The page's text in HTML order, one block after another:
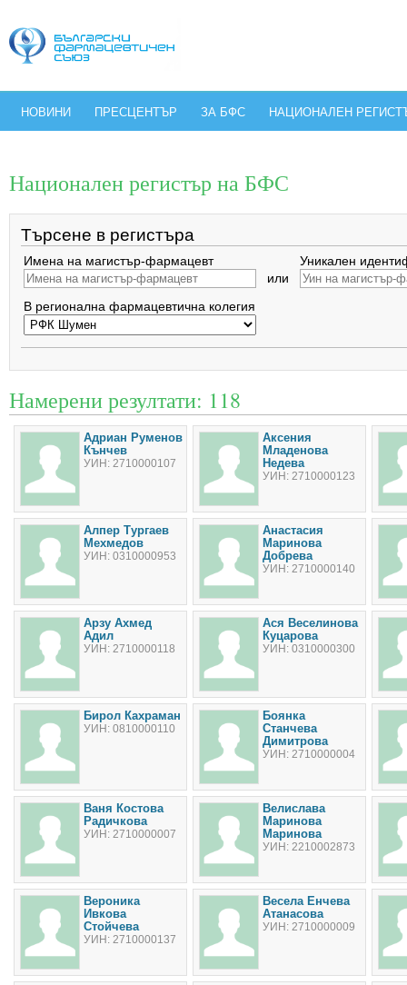
НОВИНИ ПРЕСЦЕНТЪР ЗА БФС НАЦИОНАЛЕН
Национален регистър на БФС
Търсене в регистъра
Имена на магистър-фармацевт
или
Уникален
В регионална фармацевтична колегия
Намерени резултати: 118
Адриан Руменов
Кънчев
УИН: 2710000107
Аксения
Младенова
Недева
УИН: 2710000123
Алпер Тургаев
Мехмедов
УИН: 0310000953
Анастасия
Маринова
Добрева
УИН: 2710000140
Арзу Ахмед
Адил
УИН: 2710000118
Ася Веселинова
Куцарова
УИН: 0310000300
Бирол Кахраман
УИН: 0810000110
Боянка
Станчева
Димитрова
УИН: 2710000004
Ваня Костова
Радичкова
УИН: 2710000007
Велислава
Маринова
Маринова
УИН: 2210002873
Вероника
Ивкова
Стойчева
УИН: 2710000137
Весела Енчева
Атанасова
УИН: 2710000009